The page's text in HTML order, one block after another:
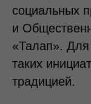
социальных
и
«Талап».
таких
традицией.